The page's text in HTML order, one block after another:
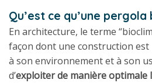
Qu’est ce qu’une
En architecture, le terme
façon dont une construction est
à son environnement et à son
d’exploiter de manière optimale